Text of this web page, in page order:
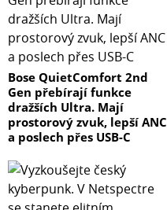
Bose QuietComfort 2nd
Gen přebírají funkce
dražších Ultra. Mají
prostorový zvuk, lepší ANC
a poslech přes USB-C